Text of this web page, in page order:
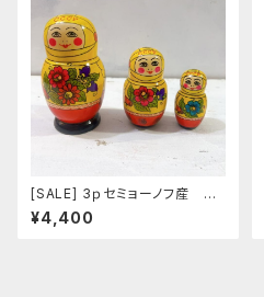
[SALE] 3ｐセミョーノフ産 タ
マラ作 マトリョーシカ 「アス
トロノーズ フラワー ７」 12ｃ
¥4,400